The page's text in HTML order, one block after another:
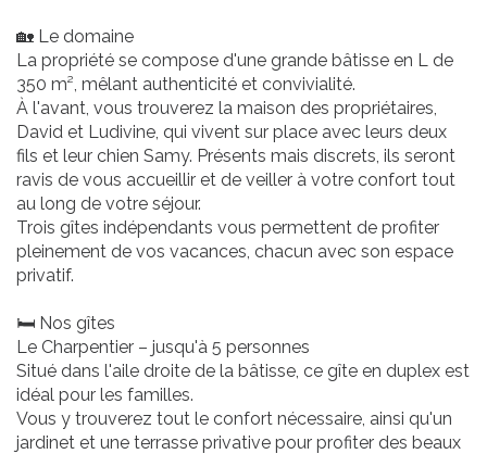
🏡 Le domaine
La propriété se compose d'une grande bâtisse en L de
350 m², mêlant authenticité et convivialité.
À l'avant, vous trouverez la maison des propriétaires,
David et Ludivine, qui vivent sur place avec leurs deux
fils et leur chien Samy. Présents mais discrets, ils seront
ravis de vous accueillir et de veiller à votre confort tout
au long de votre séjour.
Trois gîtes indépendants vous permettent de profiter
pleinement de vos vacances, chacun avec son espace
privatif.
🛏️ Nos gîtes
Le Charpentier – jusqu'à 5 personnes
Situé dans l'aile droite de la bâtisse, ce gîte en duplex est
idéal pour les familles.
Vous y trouverez tout le confort nécessaire, ainsi qu'un
jardinet et une terrasse privative pour profiter des beaux